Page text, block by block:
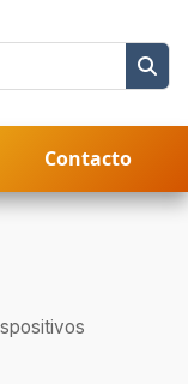
Contacto